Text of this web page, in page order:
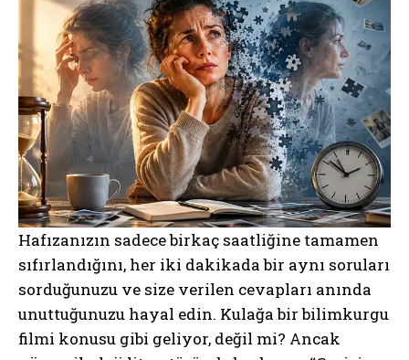
Hafızanızın sadece birkaç saatliğine tamamen
sıfırlandığını, her iki dakikada bir aynı soruları
sorduğunuzu ve size verilen cevapları anında
unuttuğunuzu hayal edin. Kulağa bir bilimkurgu
filmi konusu gibi geliyor, değil mi? Ancak